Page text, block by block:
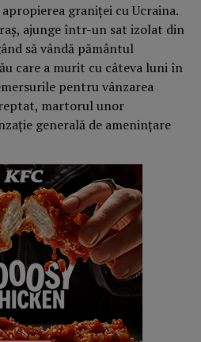
graniței cu Ucraina.
ajunge într-un sat izolat din
să vândă pământul
care a murit cu câteva luni în
pentru vânzarea
martorul unor
generală de amenințare